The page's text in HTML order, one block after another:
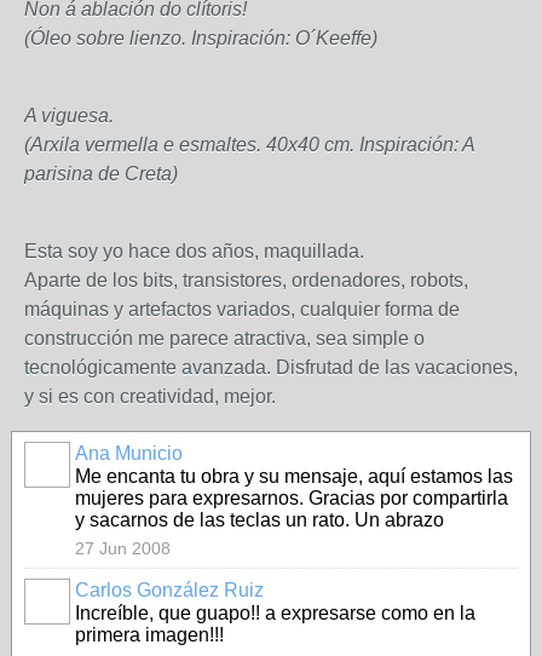
Non á ablación do clítoris!
(Óleo sobre lienzo. Inspiración: O´Keeffe)
A viguesa.
(Arxila vermella e esmaltes. 40x40 cm. Inspiración: A
parisina de Creta)
Esta soy yo hace dos años, maquillada.
Aparte de los bits, transistores, ordenadores, robots,
máquinas y artefactos variados, cualquier forma de
construcción me parece atractiva, sea simple o
tecnológicamente avanzada. Disfrutad de las vacaciones,
y si es con creatividad, mejor.
Ana Municio
Me encanta tu obra y su mensaje, aquí estamos las
mujeres para expresarnos. Gracias por compartirla
y sacarnos de las teclas un rato. Un abrazo
27 Jun 2008
Carlos González Ruiz
Increíble, que guapo!! a expresarse como en la
primera imagen!!!